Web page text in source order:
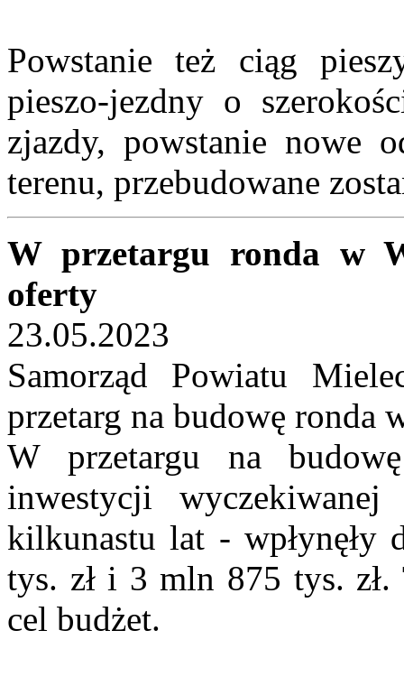
Powstanie też ciąg
pieszo-jezdny o
zjazdy, powstanie nowe
terenu, przebudowane
W przetargu ronda w
oferty
23.05.2023
Samorząd Powiatu
przetarg na budowę ronda
W przetargu na
inwestycji
kilkunastu lat -
tys. zł i 3 mln 875 tys.
cel budżet.